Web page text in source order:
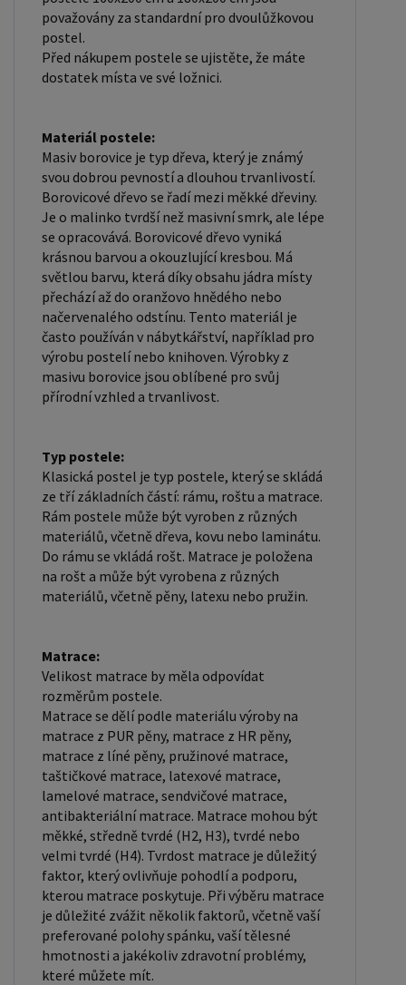
odolnost. Lakovaný povrch je hladký, snadno se
čistí a je odolný vůči poškrábání a opotřebení.
Máte zájem o velkoobchodní spolupráci? Nebo
chcete získat zajímavou cenovou nabídku na větší
firmám, nabízíme možnost nákupu na
velkoobchodní ceny. Zašlete poptávku na
ondera@seznam.cz, velice rádi se Vám budeme
věnovat. Popřípadě se zaregistrujte se ( "
UŽIVATEL " - v horní liště ), vyplníte osobní údaje a
zakliknete " MÁME ZÁJEM O VELKOOBCHODNÍ
SPOLUPRÁCI " a zadáte fakturační údaje. Po jejich
kontrole, Vám bude povolen přístup do
velkoobchodu.
považovány za standardní pro dvoulůžkovou
postel.
Před nákupem postele se ujistěte, že máte
dostatek místa ve své ložnici.
Materiál postele:
Masiv borovice je typ dřeva, který je známý
svou dobrou pevností a dlouhou trvanlivostí.
Borovicové dřevo se řadí mezi měkké dřeviny.
Je o malinko tvrdší než masivní smrk, ale lépe
se opracovává. Borovicové dřevo vyniká
krásnou barvou a okouzlující kresbou. Má
světlou barvu, která díky obsahu jádra místy
přechází až do oranžovo hnědého nebo
načervenalého odstínu. Tento materiál je
často používán v nábytkářství, například pro
výrobu postelí nebo knihoven. Výrobky z
masivu borovice jsou oblíbené pro svůj
přírodní vzhled a trvanlivost.
Typ postele:
Klasická postel je typ postele, který se skládá
ze tří základních částí: rámu, roštu a matrace.
Rám postele může být vyroben z různých
materiálů, včetně dřeva, kovu nebo laminátu.
Do rámu se vkládá rošt. Matrace je položena
na rošt a může být vyrobena z různých
materiálů, včetně pěny, latexu nebo pružin.
Matrace:
Velikost matrace by měla odpovídat
rozměrům postele.
Matrace se dělí podle materiálu výroby na
matrace z PUR pěny, matrace z HR pěny,
matrace z líné pěny, pružinové matrace,
taštičkové matrace, latexové matrace,
lamelové matrace, sendvičové matrace,
antibakteriální matrace. Matrace mohou být
měkké, středně tvrdé (H2, H3), tvrdé nebo
velmi tvrdé (H4). Tvrdost matrace je důležitý
faktor, který ovlivňuje pohodlí a podporu,
kterou matrace poskytuje. Při výběru matrace
je důležité zvážit několik faktorů, včetně vaší
preferované polohy spánku, vaší tělesné
hmotnosti a jakékoliv zdravotní problémy,
které můžete mít.